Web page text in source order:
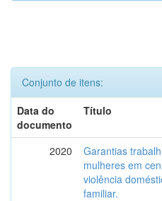
Conjunto de itens:
Data do
documento
Título
2020
Garantias
mulheres em
violência
familiar.